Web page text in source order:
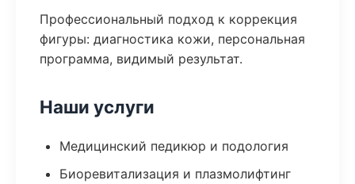
Профессиональный подход к коррекция
фигуры: диагностика кожи, персональная
программа, видимый результат.
Наши услуги
Медицинский педикюр и подология
Биоревитализация и плазмолифтинг